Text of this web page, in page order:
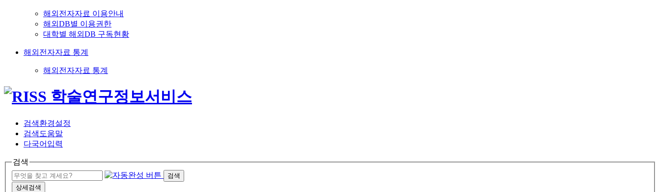
해외전자자료 이용안내
해외DB별 이용권한
대학별 해외DB 구독현황
해외전자자료 통계
해외전자자료 통계
검색환경설정
검색도움말
다국어입력
검색
검색
상세검색